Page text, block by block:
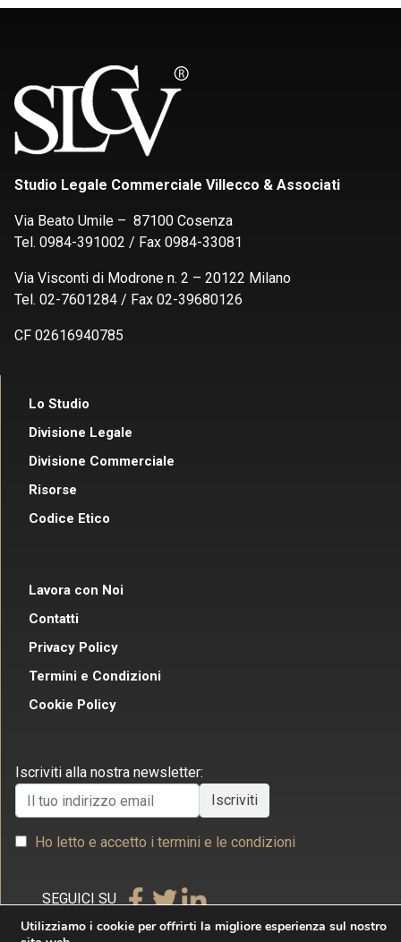
Studio Legale Commerciale Villecco & Associati
Via Beato Umile – 87100 Cosenza
Tel. 0984-391002 / Fax 0984-33081
Via Visconti di Modrone n. 2 – 20122 Milano
Tel. 02-7601284 / Fax 02-39680126
CF 02616940785
Lo Studio
Divisione Legale
Divisione Commerciale
Risorse
Codice Etico
Lavora con Noi
Contatti
Privacy Policy
Termini e Condizioni
Cookie Policy
Iscriviti alla nostra newsletter:
Ho letto e accetto i termini e le condizioni
SEGUICI SU
Utilizziamo i cookie per offrirti la migliore esperienza sul nostro